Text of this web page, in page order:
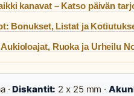
kanavat – Katso päivän
Bonukset, Listat ja
Ruoka ja Urheilu
·Diskantit: 2 x 25 mm ·